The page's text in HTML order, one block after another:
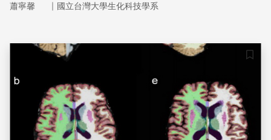
素D缺乏的紀錄，但也因此而疏於監測，我國食品成分資料
蕭寧馨 ｜ 國立台灣大學生化科技學系
儲存